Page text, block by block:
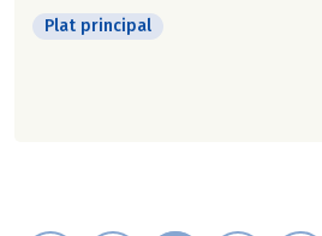
Plat principal